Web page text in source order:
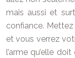
mais aussi et
confiance.
et vous verrez
l’arme qu’elle